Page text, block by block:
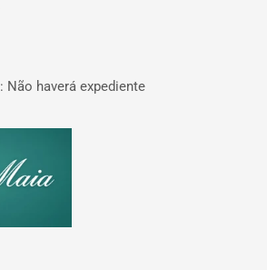
: Não haverá expediente